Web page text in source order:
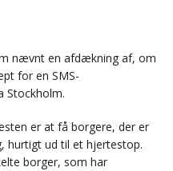
nævnt en afdækning af, om
for en SMS-
Stockholm.
er at få borgere, der er
hurtigt ud til et hjertestop.
borger, som har